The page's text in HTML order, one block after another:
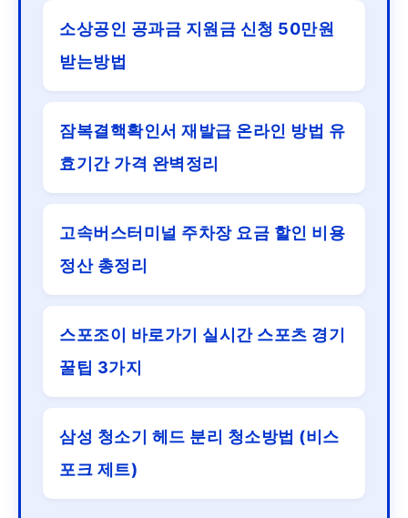
소상공인 공과금 지원금 신청 50만원
받는방법
잠복결핵확인서 재발급 온라인 방법 유
효기간 가격 완벽정리
고속버스터미널 주차장 요금 할인 비용
정산 총정리
스포조이 바로가기 실시간 스포츠 경기
꿀팁 3가지
삼성 청소기 헤드 분리 청소방법 (비스
포크 제트)